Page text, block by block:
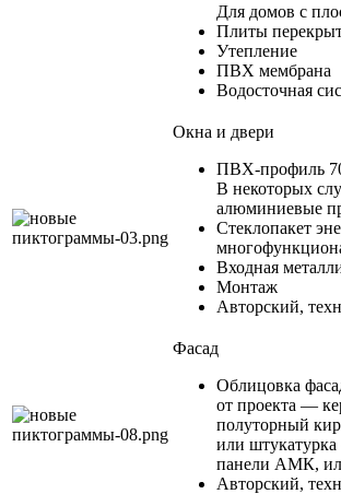
Для домов с
Плиты
Утепление
ПВХ мембрана
Водосточная
Окна и двери
ПВХ-профиль
В некоторых
алюминиевые
Стеклопакет
Входная
Монтаж
Авторский,
Фасад
Облицовка
от проекта —
полуторный
или
панели АМК,
Авторский,